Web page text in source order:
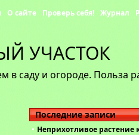
УЧАСТОК
в саду и огороде. Польза
О сайте Проверь себя! Журнал
Последние записи
Неприхотливое растение